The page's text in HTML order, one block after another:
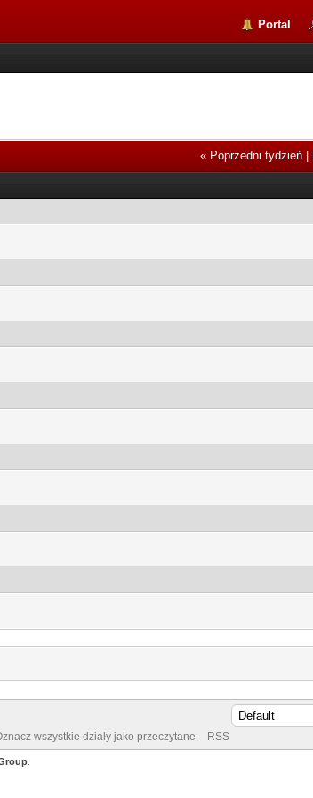
Portal
« Poprzedni tydzień
wszystkie działy jako przeczytane RSS
.